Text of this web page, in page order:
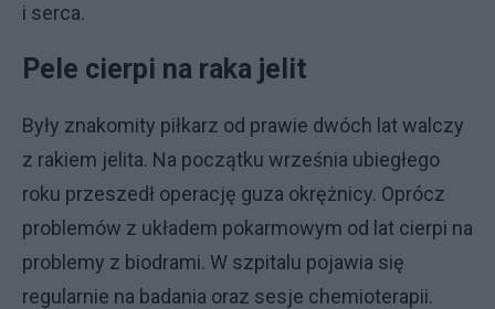
i serca.
Pele cierpi na raka jelit
Były znakomity piłkarz od prawie dwóch lat walczy
z rakiem jelita. Na początku września ubiegłego
roku przeszedł operację guza okrężnicy. Oprócz
problemów z układem pokarmowym od lat cierpi na
problemy z biodrami. W szpitalu pojawia się
regularnie na badania oraz sesje chemioterapii.